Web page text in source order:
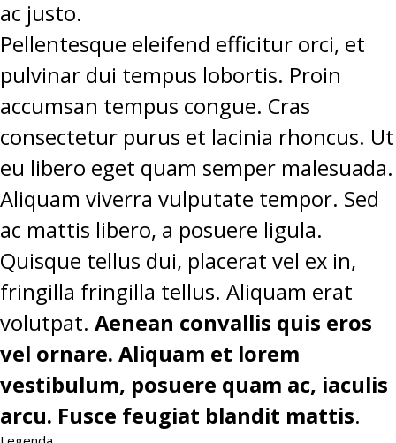
ac justo.
Pellentesque eleifend efficitur orci, et
pulvinar dui tempus lobortis. Proin
accumsan tempus congue. Cras
consectetur purus et lacinia rhoncus. Ut
eu libero eget quam semper malesuada.
Aliquam viverra vulputate tempor. Sed
ac mattis libero, a posuere ligula.
Quisque tellus dui, placerat vel ex in,
fringilla fringilla tellus. Aliquam erat
volutpat. Aenean convallis quis eros
vel ornare. Aliquam et lorem
vestibulum, posuere quam ac, iaculis
arcu. Fusce feugiat blandit mattis.